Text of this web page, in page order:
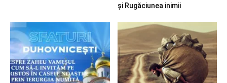
și Rugăciunea inimii